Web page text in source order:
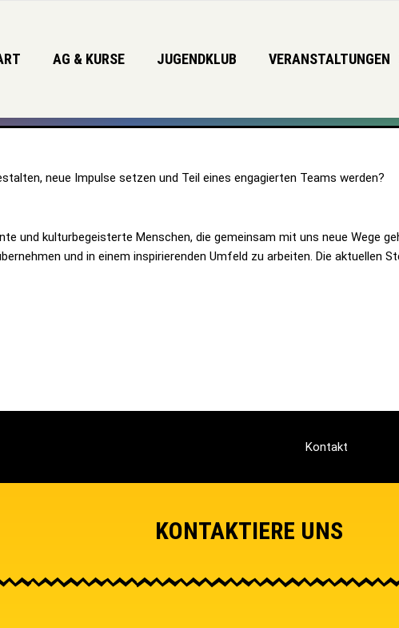
AG & KURSE JUGENDKLUB VERANSTALTUNGEN
neue Impulse setzen und Teil eines engagierten Teams werden?
und kulturbegeisterte Menschen, die gemeinsam mit uns neue Wege
und in einem inspirierenden Umfeld zu arbeiten. Die aktuellen
Kontakt
KONTAKTIERE UNS